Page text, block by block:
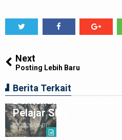
Next
Posting Lebih Baru
Berita Terkait
Ciptakan Generasi
Berkendara,Satlantas
Pelajar SMP
2026-08-01